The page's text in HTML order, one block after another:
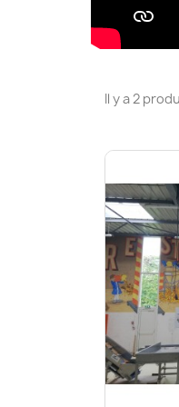
Il y a 2